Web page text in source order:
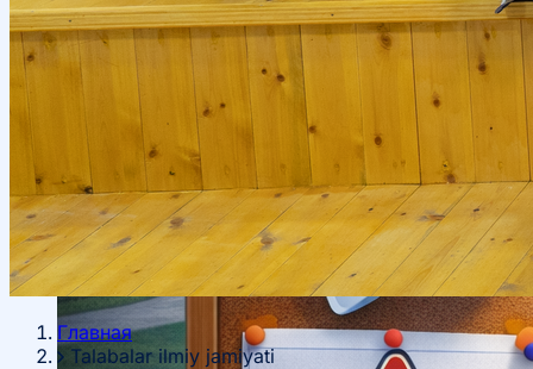
Главная
Talabalar ilmiy jamiyati